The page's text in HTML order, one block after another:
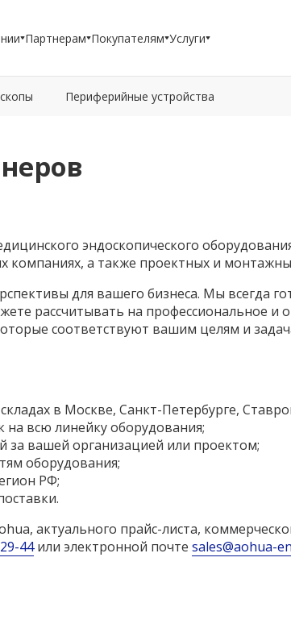
Партнерам Покупателям Услуги
Периферийные устройства
эндоскопического
компаниях, а также проектных и
для вашего бизнеса. Мы всегда
рассчитывать на профессиональное
соответствуют вашим целям и
в Москве, Санкт-Петербурге,
на всю линейку оборудования;
вашей организацией или проектом;
оборудования;
РФ;
актуального прайс-листа,
44или электронной почте sales@aohua-